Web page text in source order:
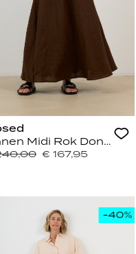
Midi Rok Donker
€ 167,95